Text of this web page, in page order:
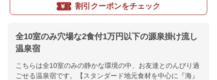
割引クーポンをチェック
全10室のみ穴場な2食付1万円以下の源泉掛け流し
温泉宿
こちらは全10室のみの静かな環境の中、お友達とのんびり過
ごせる温泉宿です。【スタンダード地元食材を中心に『海』